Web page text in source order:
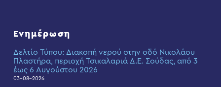
Ενημέρωση
Δελτίο Τύπου: Διακοπή νερού στην οδό Νικολάου
Πλαστήρα, περιοχή Τσικαλαριά Δ.Ε. Σούδας, από 3
έως 6 Αυγούστου 2026
03-08-2026